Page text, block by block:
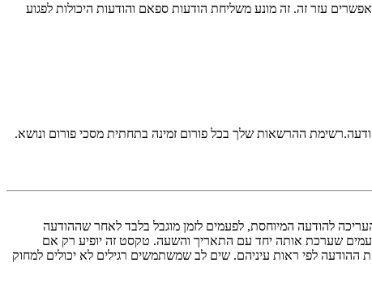
עזר זה. זה מונע משליחת הודעות ספאם והודעות היכולות לפגוע
ההרשאות שלך בכל פורום זמינה בתחתית מסכי פורום ונושא.
להודעה המיוחסת, לפעמים לזמן מוגבל בלבד לאחר שההודעה
שערכת אותה יחד עם התאריך והשעה. טקסט זה יופיע רק אם
לפי ראות עיניהם. שים לב שמשתמשים רגילים לא יכולים למחוק